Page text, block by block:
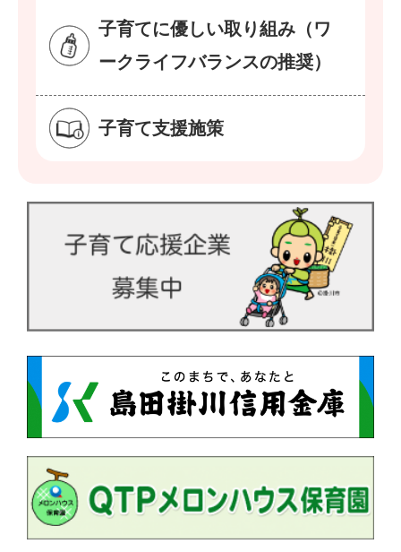
子育てに優しい取り組み（ワ
ークライフバランスの推奨）
子育て支援施策